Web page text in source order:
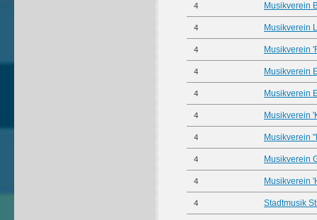
4 Musikverein
4 Musikverein
4 Musikverein
4 Musikverein
4 Musikverein
4 Musikverein
4 Musikverein
4 Musikverein
4 Musikverein
4 Stadtmusik